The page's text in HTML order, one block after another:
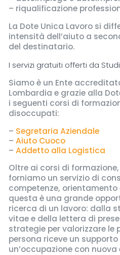
– riqualificazione
La Dote Unica Lavoro si
intensità dell’aiuto a
del destinatario.
I servizi gratuiti offerti da
Siamo è un Ente
Lombardia e grazie alla
i seguenti corsi di
disoccupati:
– Segretaria Aziendale
–Aiuto Cuoco
–Addetto alla Logistica
Oltre ai corsi di
forniamo un servizio di
competenze,
questa è una grande
ricerca di un lavoro: dalla
vitae e della lettera di
strategie per valorizzare le
persona riceve un
un’occupazione con